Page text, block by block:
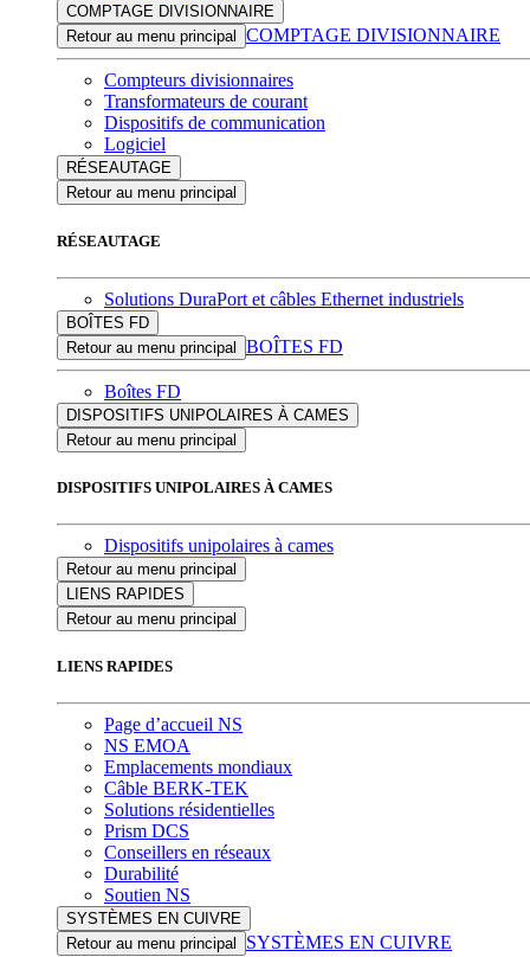
COMPTAGE DIVISIONNAIRE
Retour au menu principal
COMPTAGE DIVISIONNAIRE
Compteurs divisionnaires
Transformateurs de courant
Dispositifs de communication
Logiciel
RÉSEAUTAGE
Retour au menu principal
RÉSEAUTAGE
Solutions DuraPort et câbles Ethernet industriels
BOÎTES FD
Retour au menu principal BOÎTES FD
Boîtes FD
DISPOSITIFS UNIPOLAIRES À CAMES
Retour au menu principal
DISPOSITIFS UNIPOLAIRES À CAMES
Dispositifs unipolaires à cames
Retour au menu principal
LIENS RAPIDES
Retour au menu principal
LIENS RAPIDES
Page d’accueil NS
NS EMOA
Emplacements mondiaux
Câble BERK-TEK
Solutions résidentielles
Prism DCS
Conseillers en réseaux
Durabilité
Soutien NS
SYSTÈMES EN CUIVRE
Retour au menu principal
SYSTÈMES EN CUIVRE